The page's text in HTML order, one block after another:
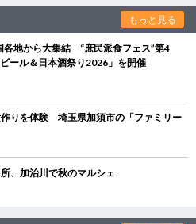
もっと見る
各地から大集結 “庶民派食フェス”第4
ール＆日本酒祭り2026」を開催
りを体験 埼玉県加須市の「ファミリー
、加治川で秋のマルシェ